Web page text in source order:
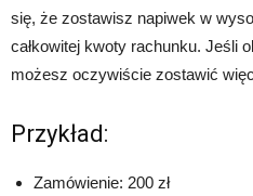
się, że zostawisz napiwek w
całkowitej kwoty rachunku. Jeśli
możesz oczywiście zostawić
Przykład:
Zamówienie: 200 zł